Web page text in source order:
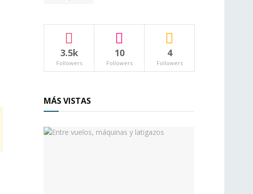
3.5k
Followers
10
Followers
4
Followers
MÁS VISTAS